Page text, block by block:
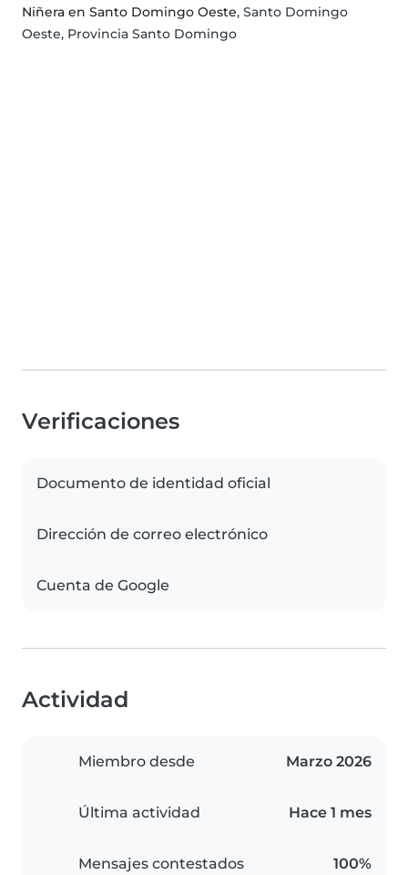
Niñera en Santo Domingo Oeste, Santo Domingo
Oeste, Provincia Santo Domingo
Verificaciones
Documento de identidad oficial
Dirección de correo electrónico
Cuenta de Google
Actividad
Miembro desde Marzo 2026
Última actividad Hace 1 mes
Mensajes contestados 100%